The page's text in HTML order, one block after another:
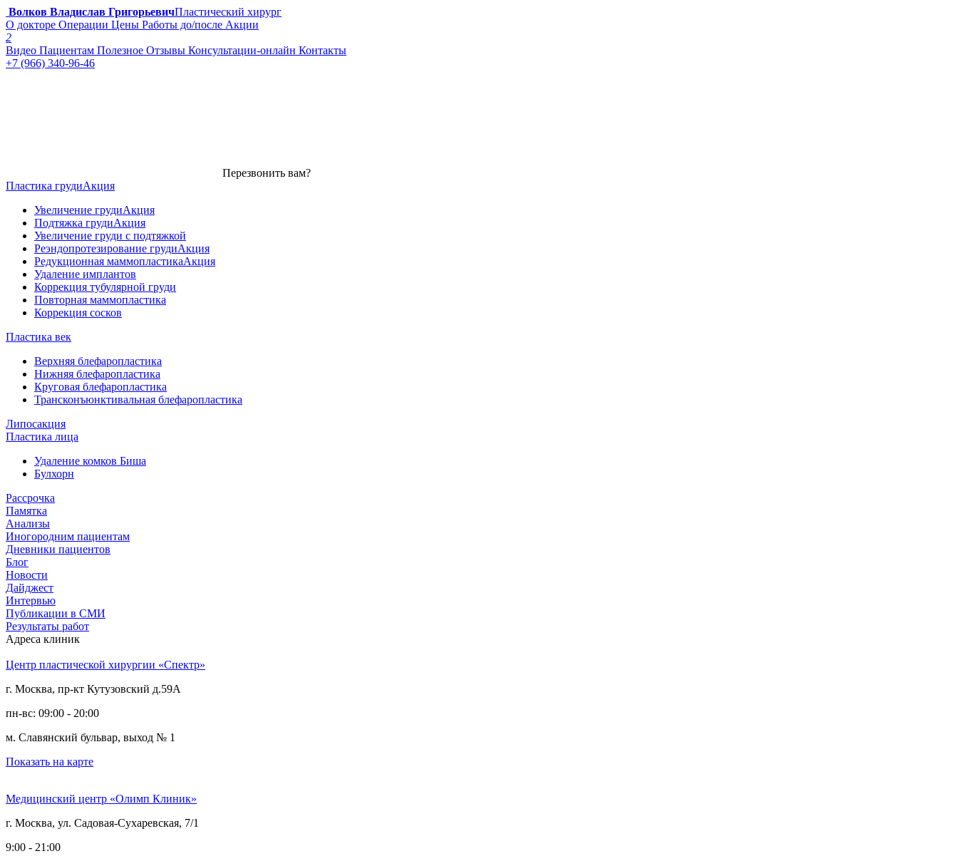
Волков Владислав ГригорьевичПластический хирург
О докторе Операции Цены Работы до/после Акции
2
Видео Пациентам Полезное Отзывы Консультации-онлайн Контакты
+7 (966) 340-96-46
Перезвонить вам?
Пластика грудиАкция
Увеличение грудиАкция
Подтяжка грудиАкция
Увеличение груди с подтяжкой
Реэндопротезирование грудиАкция
Редукционная маммопластикаАкция
Удаление имплантов
Коррекция тубулярной груди
Повторная маммопластика
Коррекция сосков
Пластика век
Верхняя блефаропластика
Нижняя блефаропластика
Круговая блефаропластика
Трансконъюнктивальная блефаропластика
Липосакция
Пластика лица
Удаление комков Биша
Булхорн
Рассрочка
Памятка
Анализы
Иногородним пациентам
Дневники пациентов
Блог
Новости
Дайджест
Интервью
Публикации в СМИ
Результаты работ
Адреса клиник
Центр пластической хирургии «Спектр»
г. Москва, пр-кт Кутузовский д.59А
пн-вс: 09:00 - 20:00
м. Славянский бульвар, выход № 1
Показать на карте
Медицинский центр «Олимп Клиник»
г. Москва, ул. Садовая-Сухаревская, 7/1
9:00 - 21:00